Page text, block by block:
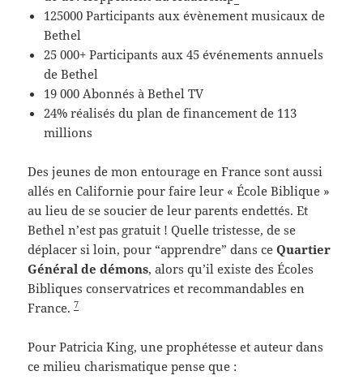
125000 Participants aux évènement musicaux de
Bethel
25 000+ Participants aux 45 événements annuels
de Bethel
19 000 Abonnés à Bethel TV
24% réalisés du plan de financement de 113
millions
Des jeunes de mon entourage en France sont aussi
allés en Californie pour faire leur « École Biblique »
au lieu de se soucier de leur parents endettés. Et
Bethel n’est pas gratuit ! Quelle tristesse, de se
déplacer si loin, pour “apprendre” dans ceQuartier
Général de démons, alors qu’il existe des Écoles
Bibliques conservatrices et recommandables en
France.7
Pour Patricia King, une prophétesse et auteur dans
ce milieu charismatique pense que :